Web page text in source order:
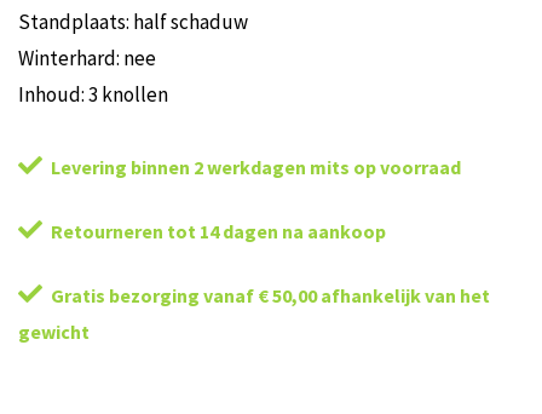
Standplaats: half schaduw
Winterhard: nee
Inhoud: 3 knollen
Levering binnen 2 werkdagen mits op voorraad
Retourneren tot 14 dagen na aankoop
Gratis bezorging vanaf € 50,00 afhankelijk van het
gewicht